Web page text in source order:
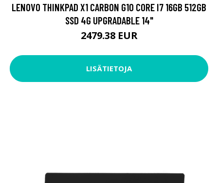
LENOVO THINKPAD X1 CARBON G10 CORE I7 16GB 512GB
SSD 4G UPGRADABLE 14"
2479.38 EUR
LISÄTIETOJA